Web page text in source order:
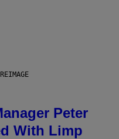
Peter
With Limp